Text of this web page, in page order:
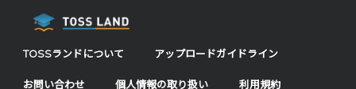
TOSSランドについて アップロードガイドライン
お問い合わせ 個人情報の取り扱い 利用規約